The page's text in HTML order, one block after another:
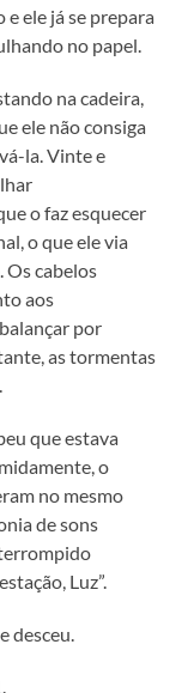
ele já se prepara
no papel.
na cadeira,
ele não consiga
la. Vinte e
o faz esquecer
o que ele via
Os cabelos
aos
por
as tormentas
que estava
o
no mesmo
de sons
Luz”.
desceu.